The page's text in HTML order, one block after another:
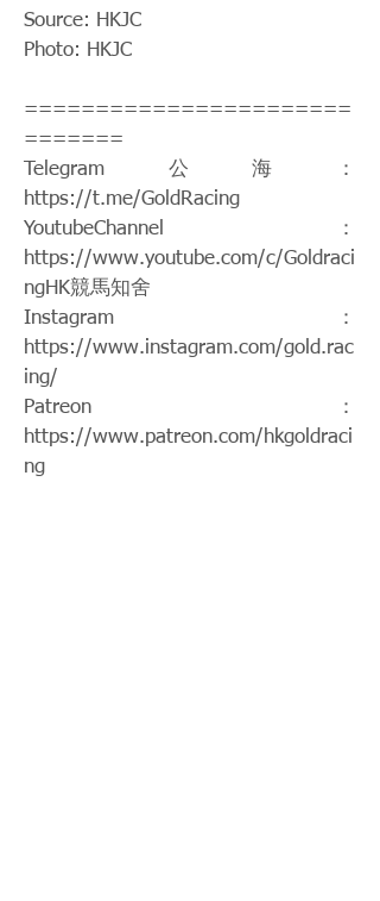
Source: HKJC
Photo: HKJC
=======================
=======
Telegram公海：
https://t.me/GoldRacing
YoutubeChannel：
https://www.youtube.com/c/Goldraci
ngHK競馬知舍
Instagram：
https://www.instagram.com/gold.rac
ing/
Patreon：
https://www.patreon.com/hkgoldraci
ng